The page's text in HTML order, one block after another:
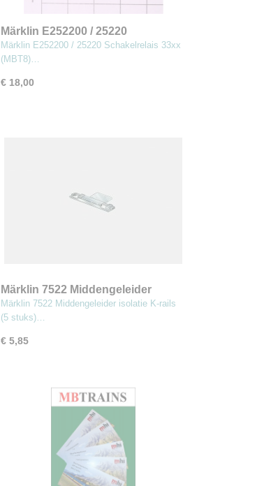
Märklin E252200 / 25220
Schakelrelais 33xx (MBT8)
Märklin E252200 / 25220 Schakelrelais 33xx
(MBT8)…
€ 18,00
Märklin 7522 Middengeleider
isolatie K-rails (5 stuks)
Märklin 7522 Middengeleider isolatie K-rails
(5 stuks)…
€ 5,85